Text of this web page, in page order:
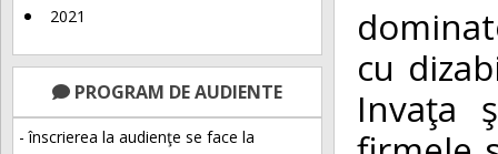
2021
PROGRAM DE AUDIENTE
- înscrierea la audienţe se face la
cu
Invaţa